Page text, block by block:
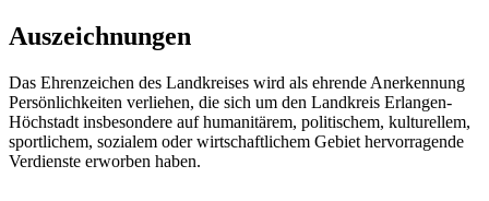
Auszeichnungen
Das Ehrenzeichen des Landkreises wird als ehrende Anerkennung
Persönlichkeiten verliehen, die sich um den Landkreis Erlangen-
Höchstadt insbesondere auf humanitärem, politischem, kulturellem,
sportlichem, sozialem oder wirtschaftlichem Gebiet hervorragende
Verdienste erworben haben.